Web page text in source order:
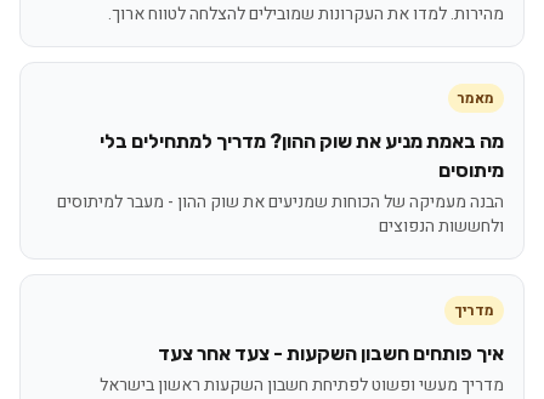
מהירות. למדו את העקרונות שמובילים להצלחה לטווח ארוך.
מאמר
מה באמת מניע את שוק ההון? מדריך למתחילים בלי
מיתוסים
הבנה מעמיקה של הכוחות שמניעים את שוק ההון - מעבר למיתוסים
ולחששות הנפוצים
מדריך
איך פותחים חשבון השקעות - צעד אחר צעד
מדריך מעשי ופשוט לפתיחת חשבון השקעות ראשון בישראל